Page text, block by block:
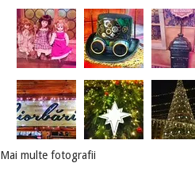
Mai multe fotografii